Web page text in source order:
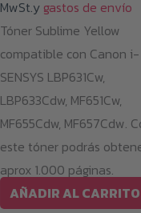
MwSt.y gastos de envío
Tóner Sublime Yellow
compatible con Canon i-
SENSYS LBP631Cw,
LBP633Cdw, MF651Cw,
MF655Cdw, MF657Cdw.
este tóner podrás
aprox 1.000 páginas.
AÑADIR AL CARRITO